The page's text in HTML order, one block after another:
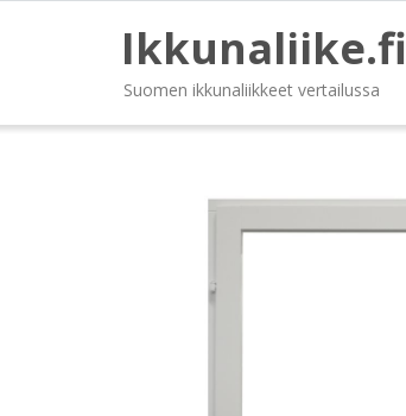
Ikkunaliike.fi
Suomen ikkunaliikkeet vertailussa